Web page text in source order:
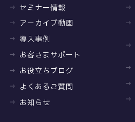
セミナー情報
アーカイブ動画
導入事例
お客さまサポート
お役立ちブログ
よくあるご質問
お知らせ